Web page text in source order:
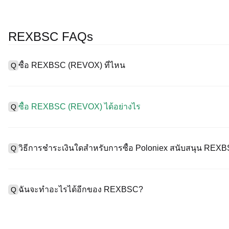
REXBSC FAQs
Q ซื้อ REXBSC (REVOX) ที่ไหน
งานง่าย สภาพคล่องสูง และเครื่องมือการซื้อขายที่หลากหลายเพื่อล
ริปโทเคอร์เรนซีที่หลากหลาย รวมทั้ง REXBSC, และให้ค่าธรรมเนีย
1. สร้างบัญชีและตรวจสอบ KYC ให้สมบูรณ์
2. ทุนในบัญชีของคุณด้วยเคอร์เรนซีเฟียตและคริปโทเคอร์เรนซี
Q ซื้อ REXBSC (REVOX) ได้อย่างไร
และทรัพย์สินดิจิทัลคุณภาพสูงมากมาย
Q วิธีการชำระเงินใดสำหรับการซื้อ Poloniex สนับสนุน
1) บัตรเครดิต/เดบิต (เช่น Visa และ Mastercard) เพื่อซื้อเหรียญเสถี
Q ฉันจะทำอะไรได้อีกของ REXBSC?